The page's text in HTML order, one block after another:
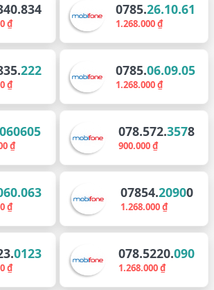
₫
0785.26.10.61
1.268.000 ₫
222
₫
0785.06.09.05
1.268.000 ₫
₫
078.572.3578
900.000 ₫
₫
07854.20900
1.268.000 ₫
0123
₫
078.5220.090
1.268.000 ₫